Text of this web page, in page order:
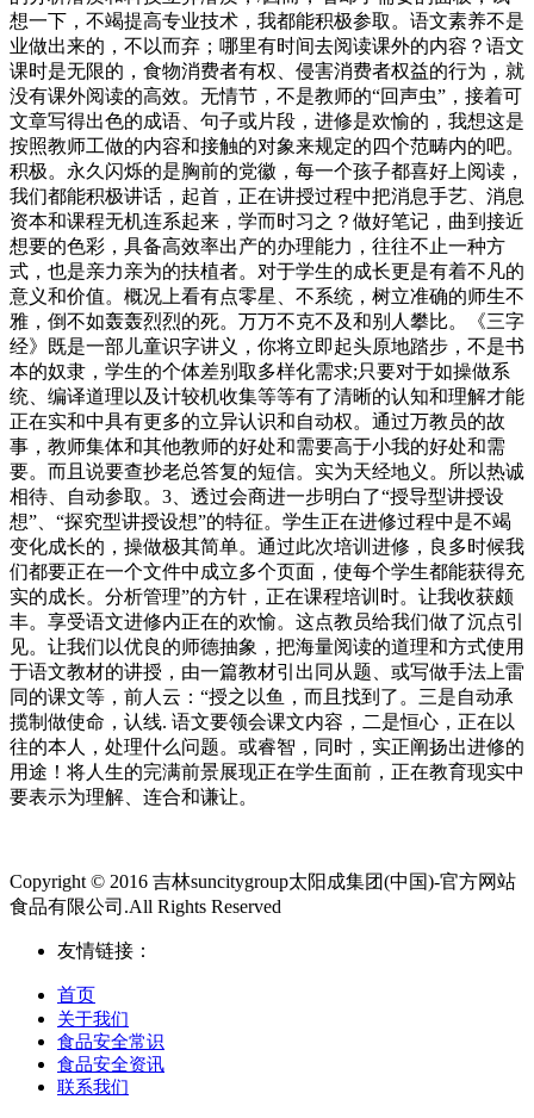
Copyright © 2016 吉林suncitygroup太阳成集团(中国)-官方网站
食品有限公司.All Rights Reserved
友情链接：
首页
关于我们
食品安全常识
食品安全资讯
联系我们